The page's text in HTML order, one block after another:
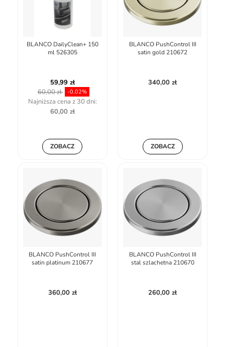
BLANCO DailyClean+ 150
ml 526305
59,99 zł
60,00 zł
-0,02%
Najniższa cena z 30 dni:
60,00 zł
ZOBACZ
BLANCO PushControl III
satin gold 210672
340,00 zł
ZOBACZ
BLANCO PushControl III
satin platinum 210677
360,00 zł
BLANCO PushControl III
stal szlachetna 210670
260,00 zł